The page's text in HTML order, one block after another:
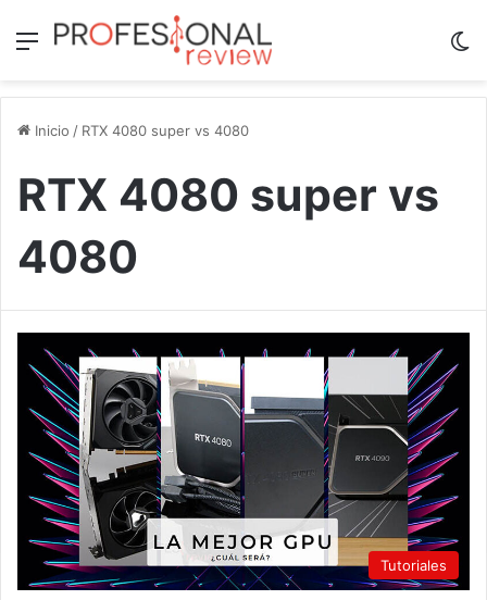
Menú
Inicio / RTX 4080 super vs 4080
RTX 4080 super vs
4080
Tutoriales